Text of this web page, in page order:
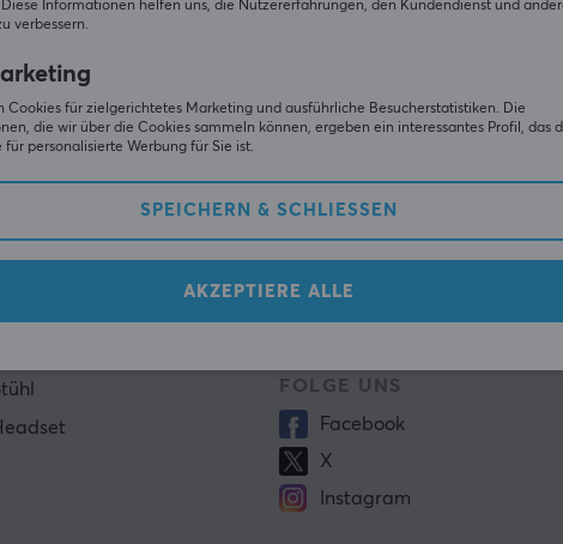
German (EUR)
FOLGE UNS
Facebook
X
Instagram
Informationen helfen uns, die Nutzererfahrungen, den Kundendienst und
verbessern.
Cookies für zielgerichtetes Marketing und ausführliche Besucherstatistiken. Die
die wir über die Cookies sammeln können, ergeben ein interessantes Profil, das
für personalisierte Werbung für Sie ist.
SPEICHERN & SCHLIESSEN
AKZEPTIERE ALLE